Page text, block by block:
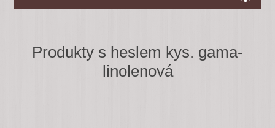
Produkty s heslem kys. gama-
linolenová